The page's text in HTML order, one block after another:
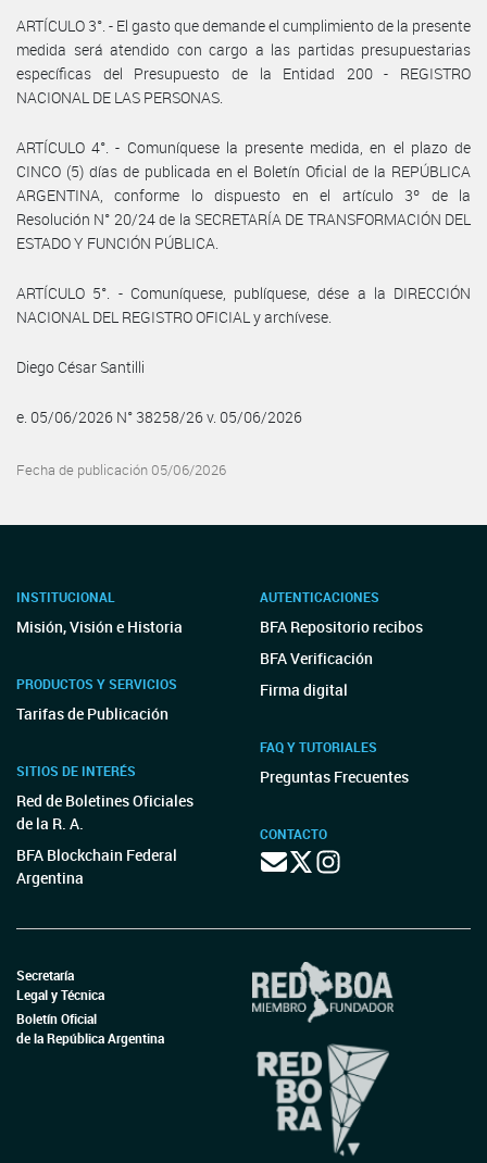
ARTÍCULO 3°. - El gasto que demande el cumplimiento de la presente
medida será atendido con cargo a las partidas presupuestarias
específicas del Presupuesto de la Entidad 200 - REGISTRO
NACIONAL DE LAS PERSONAS.
ARTÍCULO 4°. - Comuníquese la presente medida, en el plazo de
CINCO (5) días de publicada en el Boletín Oficial de la REPÚBLICA
ARGENTINA, conforme lo dispuesto en el artículo 3º de la
Resolución N° 20/24 de la SECRETARÍA DE TRANSFORMACIÓN DEL
ESTADO Y FUNCIÓN PÚBLICA.
ARTÍCULO 5°. - Comuníquese, publíquese, dése a la DIRECCIÓN
NACIONAL DEL REGISTRO OFICIAL y archívese.
Diego César Santilli
e. 05/06/2026 N° 38258/26 v. 05/06/2026
Fecha de publicación 05/06/2026
INSTITUCIONAL
Misión, Visión e Historia
PRODUCTOS Y SERVICIOS
Tarifas de Publicación
SITIOS DE INTERÉS
Red de Boletines Oficiales
de la R. A.
BFA Blockchain Federal
Argentina
AUTENTICACIONES
BFA Repositorio recibos
BFA Verificación
Firma digital
FAQ Y TUTORIALES
Preguntas Frecuentes
CONTACTO
Secretaría
Legal y Técnica
Boletín Oficial
de la República Argentina